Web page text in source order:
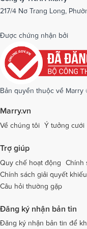
Dịch vụ cưới tại Phú Yên
Dịch vụ cưới tại Quảng
Dịch vụ cưới tại Quảng
Dịch vụ cưới tại Quảng
Dịch vụ cưới tại Sóc
Dịch vụ cưới tại Thái Bình
Dịch vụ cưới tại Thừa
Dịch vụ cưới tại An Giang
Dịch vụ cưới tại Tuyên
Dịch vụ cưới tại Bà Rịa -
217/4 Nơ Trang Long,
Được chứng nhận bởi
Bản quyền thuộc về Marry
Marry.vn
Về chúng tôi Ý tưởng cưới
Trợ giúp
Quy chế hoạt động
Chính
Chính sách giải quyết
Câu hỏi thường gặp
Đăng ký nhận bản tin
Đăng ký nhận bản tin để